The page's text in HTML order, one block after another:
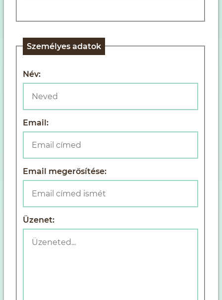
Személyes adatok
Név:
Email:
Email megerősítése:
Üzenet: